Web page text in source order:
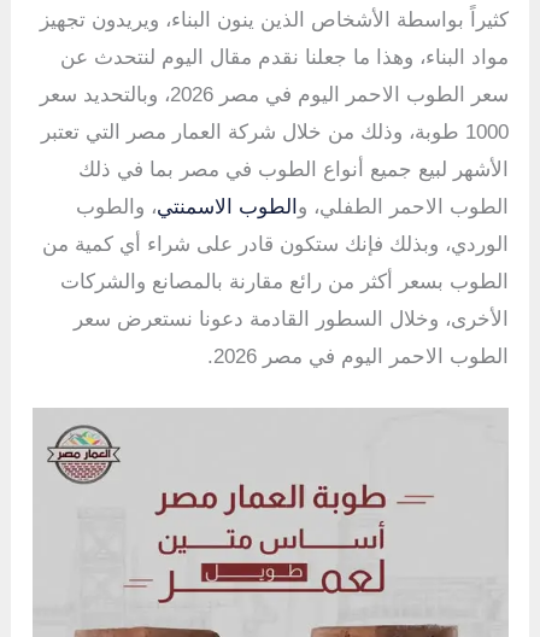
كثيراً بواسطة الأشخاص الذين ينون البناء، ويريدون تجهيز
مواد البناء، وهذا ما جعلنا نقدم مقال اليوم لنتحدث عن
سعر الطوب الاحمر اليوم في مصر 2026، وبالتحديد سعر
1000 طوبة، وذلك من خلال شركة العمار مصر التي تعتبر
الأشهر لبيع جميع أنواع الطوب في مصر بما في ذلك
الطوب الاحمر الطفلي، و الطوب الاسمنتي، والطوب
الوردي، وبذلك فإنك ستكون قادر على شراء أي كمية من
الطوب بسعر أكثر من رائع مقارنة بالمصانع والشركات
الأخرى، وخلال السطور القادمة دعونا نستعرض سعر
الطوب الاحمر اليوم في مصر 2026.